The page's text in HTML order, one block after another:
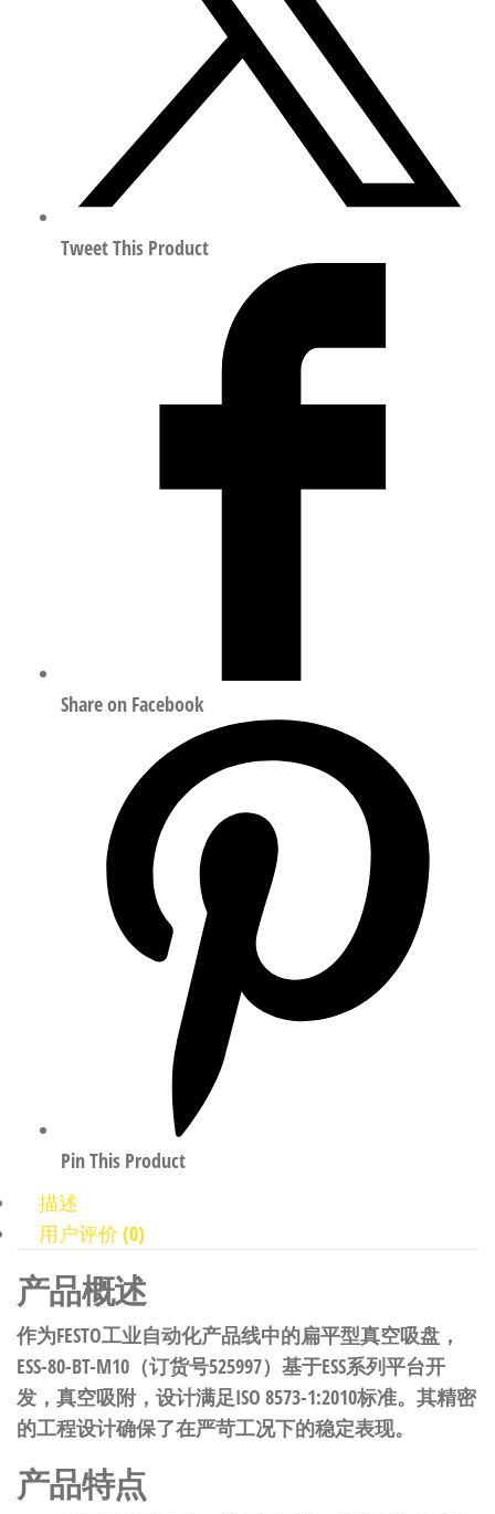
525997
数
量Tweet This Product
Share on Facebook
Pin This Product
描述
用户评价 (0)
产品概述
作为FESTO工业自动化产品线中的扁平型真空吸盘，
ESS-80-BT-M10（订货号525997）基于ESS系列平台开
发，真空吸附，设计满足ISO 8573-1:2010标准。其精密
的工程设计确保了在严苛工况下的稳定表现。
产品特点